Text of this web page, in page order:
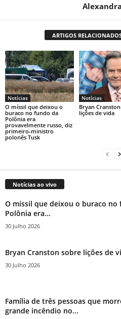
ARTIGOS
Notícias
O míssil que deixou o
buraco no fundo da
Polônia era
provavelmente russo, diz
primeiro-ministro
polonês Tusk
Notícias
Bryan
lições de vida
Notícias ao vivo
O míssil que deixou o buraco no
Polônia era...
30 Julho 2026
Bryan Cranston sobre lições de
30 Julho 2026
Família de três pessoas que
grande incêndio no...